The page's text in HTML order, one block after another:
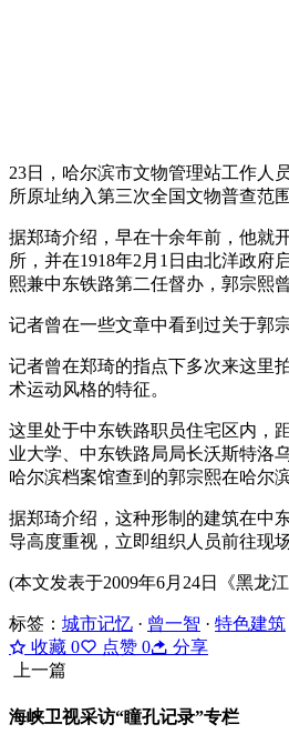
23日，哈尔滨市文物管理站工作人
所原址纳入第三次全国文物普查范围
据郑琦介绍，早在十余年前，他就
所，并在1918年2月1日由北洋政府
熙兼中东铁路第二任督办，郭宗熙
记者曾在一些文章中看到过关于郭
记者曾在郑琦的指点下多次来这里
术运动风格的特征。
这里处于中东铁路职员住宅区内，
业大学、中东铁路局局长沃斯特洛
哈尔滨档案馆查到的郭宗熙在哈尔
据郑琦介绍，这种形制的建筑在中
导高度重视，立即组织人员前往现
(本文发表于2009年6月24日《黑龙
标签： 城市记忆 · 曾一智 · 特色建筑
收藏 0 点赞 0
分享
上一篇
海峡卫视采访“瞳孔记录”专栏